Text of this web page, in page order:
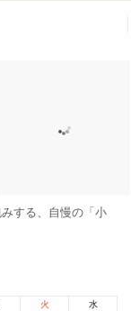
する、自慢の「小
火 水